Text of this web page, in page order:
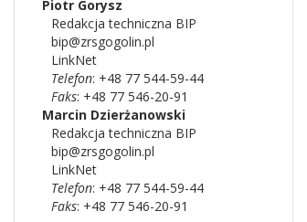
Piotr Gorysz
Redakcja techniczna BIP
bip@zrsgogolin.pl
LinkNet
Telefon: +48 77 544-59-44
Faks: +48 77 546-20-91
Marcin Dzierżanowski
Redakcja techniczna BIP
bip@zrsgogolin.pl
LinkNet
Telefon: +48 77 544-59-44
Faks: +48 77 546-20-91